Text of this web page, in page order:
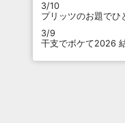
3/10
プリッツのお題でひ
3/9
干支でボケて2026